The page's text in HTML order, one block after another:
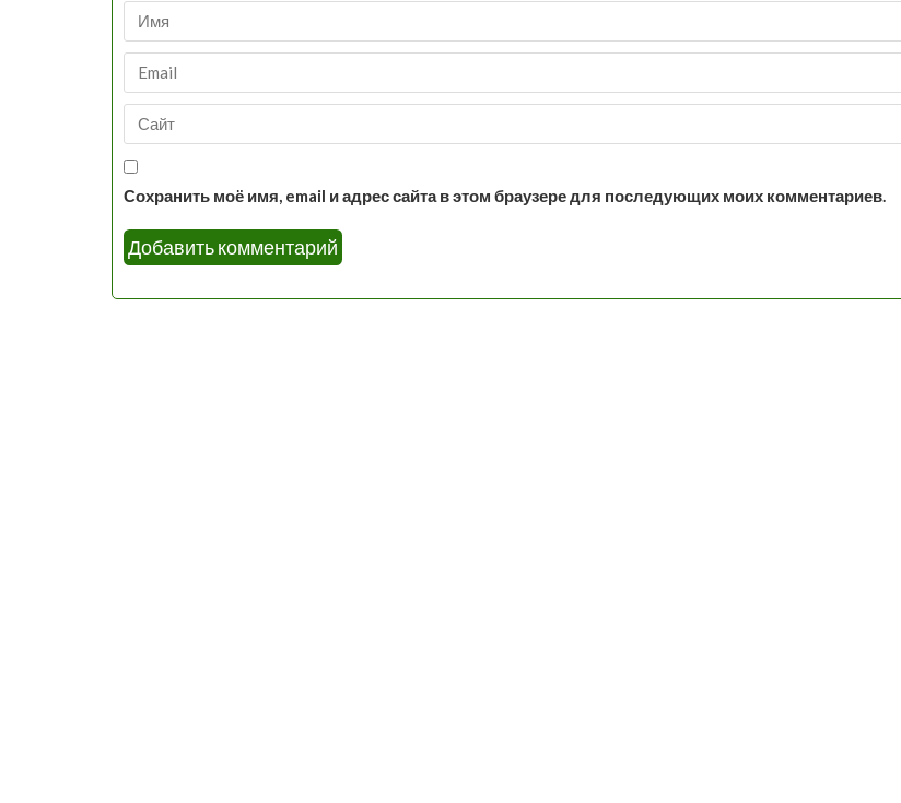
Сохранить моё имя, email и адрес сайта в этом браузере для последующих моих комментариев.